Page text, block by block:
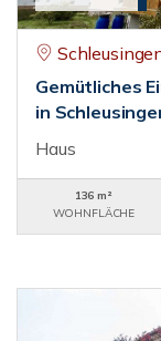
Gemütliches
in
Haus
136 m²
WOHNFLÄCHE